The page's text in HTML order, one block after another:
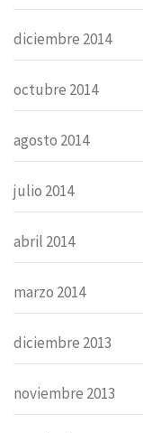
diciembre 2014
octubre 2014
agosto 2014
julio 2014
abril 2014
marzo 2014
diciembre 2013
noviembre 2013